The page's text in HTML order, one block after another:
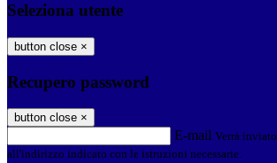
Seleziona utente
button close ×
Recupero password
button close ×
E-mail Verrà
all'indirizzo indicato con le istruzioni necessarie.